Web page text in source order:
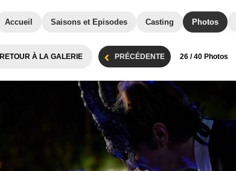
Accueil Saisons et Episodes Casting Photos
RETOUR À LA GALERIE PRÉCÉDENTE 26 / 40 Photos